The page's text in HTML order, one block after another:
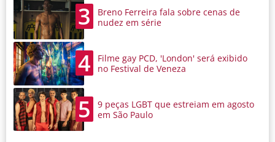
3
Breno Ferreira fala sobre cenas de
nudez em série
4
Filme gay PCD, 'London' será exibido
no Festival de Veneza
5
9 peças LGBT que estreiam em agosto
em São Paulo